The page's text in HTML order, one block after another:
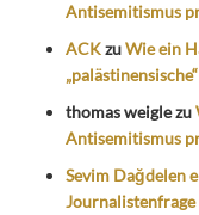
Antisemitismus
ACKzuWie ein
thomas weiglezu
Antisemitismus
Sevim Dağdelen